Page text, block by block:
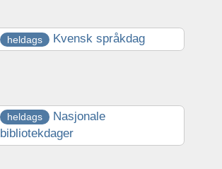
heldags Kvensk språkdag
heldags
Nasjonale
bibliotekdager